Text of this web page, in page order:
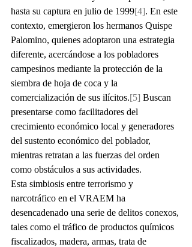
hasta su captura en julio de 1999[4]. En este
contexto, emergieron los hermanos Quispe
Palomino, quienes adoptaron una estrategia
diferente, acercándose a los pobladores
campesinos mediante la protección de la
siembra de hoja de coca y la
comercialización de sus ilícitos.[5] Buscan
presentarse como facilitadores del
crecimiento económico local y generadores
del sustento económico del poblador,
mientras retratan a las fuerzas del orden
como obstáculos a sus actividades.
Esta simbiosis entre terrorismo y
narcotráfico en el VRAEM ha
desencadenado una serie de delitos conexos,
tales como el tráfico de productos químicos
fiscalizados, madera, armas, trata de